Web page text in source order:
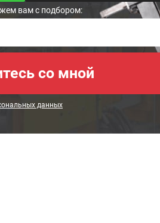
вам с подбором:
данных